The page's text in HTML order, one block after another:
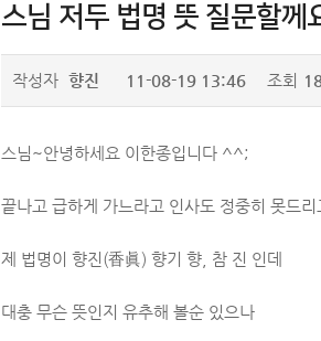
스님 저두 법명 뜻 질문할께
작성자 향진 11-08-19 13:46 조회
스님~안녕하세요 이한종입니다 ^^;
끝나고 급하게 가느라고 인사도 정중히 못드
제 법명이 향진(香眞) 향기 향, 참 진 인데
대충 무슨 뜻인지 유추해 볼순 있으나